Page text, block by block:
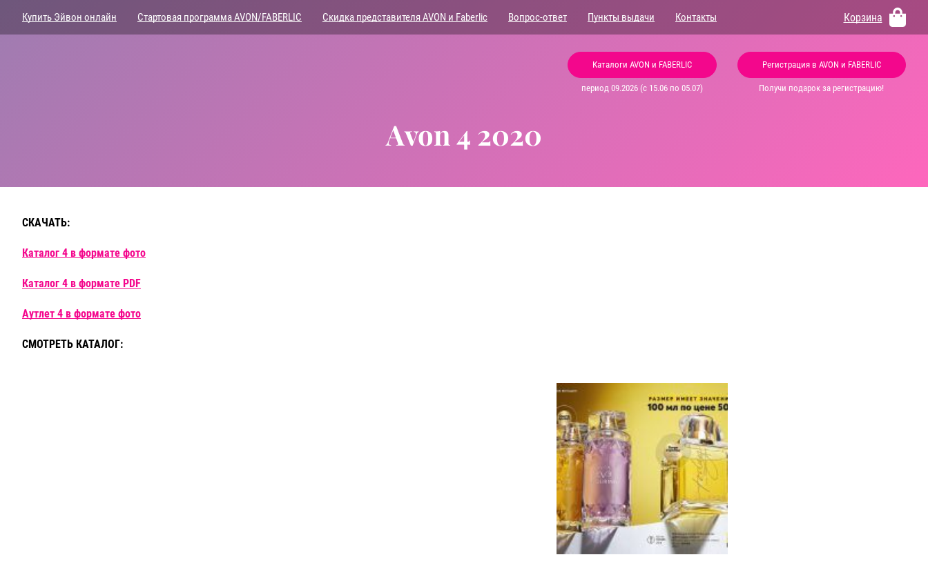
Купить Эйвон онлайн Стартовая программа AVON/FABERLIC Скидка представителя AVON и Faberlic Вопрос-ответ Пункты выдачи Контакты Корзина
Каталоги AVON и FABERLIC
период 09.2026 (с 15.06 по 05.07)
Регистрация в AVON и FABERLIC
Получи подарок за регистрацию!
Avon 4 2020
СКАЧАТЬ:
Каталог 4 в формате фото
Каталог 4 в формате PDF
Аутлет 4 в формате фото
СМОТРЕТЬ КАТАЛОГ: